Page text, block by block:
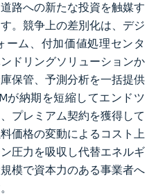
路への新たな投資を触媒す
。競争上の差別化は、デジ
ーム、付加価値処理センタ
ドリングソリューションか
保管、予測分析を一括提供
が納期を短縮してエンドツ
プレミアム契約を獲得して
価格の変動によるコスト上
圧力を吸収し代替エネルギ
模で資本力のある事業者へ